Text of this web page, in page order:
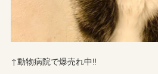
↑動物病院で爆売れ中‼︎